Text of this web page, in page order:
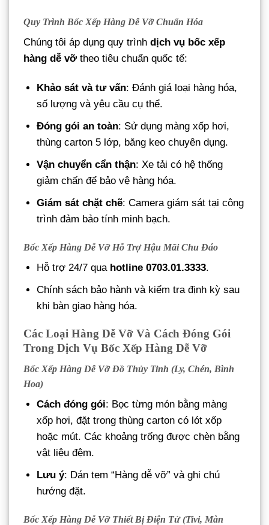
Quy Trình Bốc Xếp Hàng Dễ Vỡ Chuẩn Hóa
Chúng tôi áp dụng quy trình dịch vụ bốc xếp
hàng dễ vỡtheo tiêu chuẩn quốc tế:
Khảo sát và tư vấn: Đánh giá loại hàng hóa,
số lượng và yêu cầu cụ thể.
Đóng gói an toàn: Sử dụng màng xốp hơi,
thùng carton 5 lớp, băng keo chuyên dụng.
Vận chuyển cẩn thận: Xe tải có hệ thống
giảm chấn để bảo vệ hàng hóa.
Giám sát chặt chẽ: Camera giám sát tại công
trình đảm bảo tính minh bạch.
Bốc Xếp Hàng Dễ Vỡ Hỗ Trợ Hậu Mãi Chu Đáo
Hỗ trợ 24/7 qua hotline 0703.01.3333.
Chính sách bảo hành và kiểm tra định kỳ sau
khi bàn giao hàng hóa.
Các Loại Hàng Dễ Vỡ Và Cách Đóng Gói
Trong Dịch Vụ Bốc Xếp Hàng Dễ Vỡ
Bốc Xếp Hàng Dễ Vỡ Đồ Thủy Tinh (Ly, Chén, Bình
Hoa)
Cách đóng gói: Bọc từng món bằng màng
xốp hơi, đặt trong thùng carton có lót xốp
hoặc mút. Các khoảng trống được chèn bằng
vật liệu đệm.
Lưu ý: Dán tem “Hàng dễ vỡ” và ghi chú
hướng đặt.
Bốc Xếp Hàng Dễ Vỡ Thiết Bị Điện Tử (Tivi, Màn